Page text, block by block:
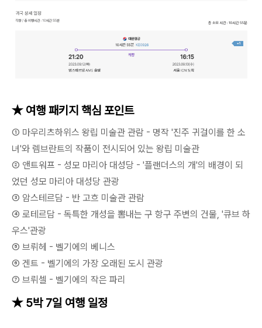
★ 여행 패키지 핵심 포인트
① 마우리츠하위스 왕립 미술관 관람 - 명작 '진주 귀걸이를 한 소
녀'와 렘브란트의 작품이 전시되어 있는 왕립 미술관
② 앤트워프 - 성모 마리아 대성당 - '플랜더스의 개'의 배경이 되
었던 성모 마리아 대성당 관광
③ 암스테르담 - 반 고흐 미술관 관람
④ 로테르담 - 독특한 개성을 뽐내는 구 항구 주변의 건물, '큐브 하
우스'관광
⑤ 브뤼헤 - 벨기에의 베니스
⑥ 겐트 - 벨기에의 가장 오래된 도시 관광
⑦ 브뤼셀 - 벨기에의 작은 파리
★ 5박 7일 여행 일정